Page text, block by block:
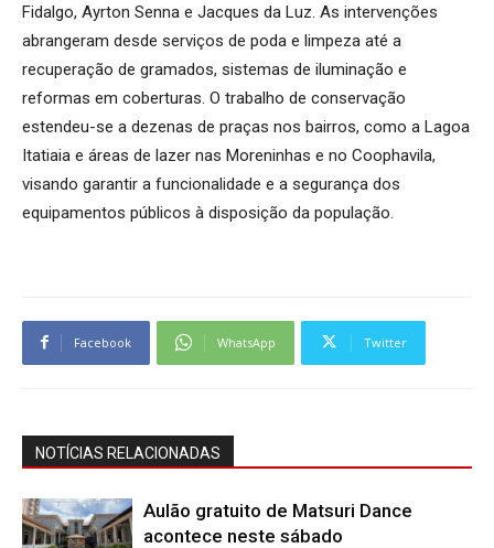
Fidalgo, Ayrton Senna e Jacques da Luz. As intervenções
abrangeram desde serviços de poda e limpeza até a
recuperação de gramados, sistemas de iluminação e
reformas em coberturas. O trabalho de conservação
estendeu-se a dezenas de praças nos bairros, como a Lagoa
Itatiaia e áreas de lazer nas Moreninhas e no Coophavila,
visando garantir a funcionalidade e a segurança dos
equipamentos públicos à disposição da população.
Facebook WhatsApp Twitter
NOTÍCIAS RELACIONADAS
Aulão gratuito de Matsuri Dance
acontece neste sábado